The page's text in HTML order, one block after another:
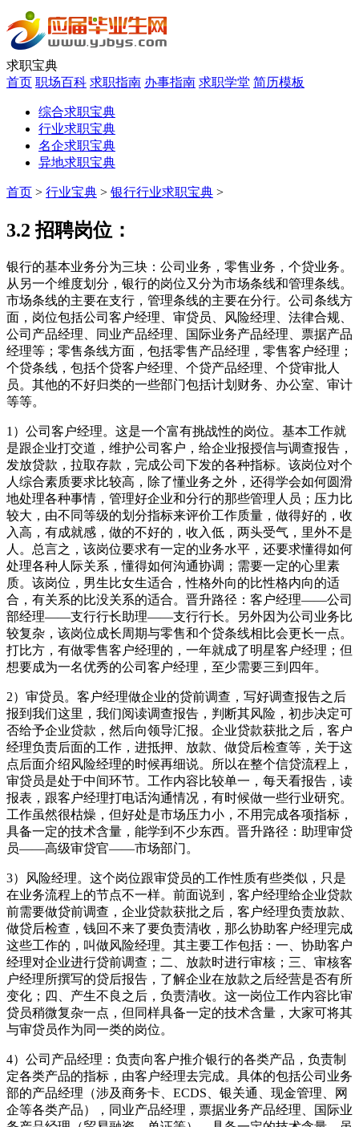
求职宝典
首页 职场百科 求职指南 办事指南 求职学堂 简历模板
综合求职宝典
行业求职宝典
名企求职宝典
异地求职宝典
首页 > 行业宝典 > 银行行业求职宝典 >
3.2 招聘岗位：
银行的基本业务分为三块：公司业务，零售业务，个贷业务。
从另一个维度划分，银行的岗位又分为市场条线和管理条线。
市场条线的主要在支行，管理条线的主要在分行。公司条线方
面，岗位包括公司客户经理、审贷员、风险经理、法律合规、
公司产品经理、同业产品经理、国际业务产品经理、票据产品
经理等；零售条线方面，包括零售产品经理，零售客户经理；
个贷条线，包括个贷客户经理、个贷产品经理、个贷审批人
员。其他的不好归类的一些部门包括计划财务、办公室、审计
等等。
1）公司客户经理。这是一个富有挑战性的岗位。基本工作就
是跟企业打交道，维护公司客户，给企业报授信与调查报告，
发放贷款，拉取存款，完成公司下发的各种指标。该岗位对个
人综合素质要求比较高，除了懂业务之外，还得学会如何圆滑
地处理各种事情，管理好企业和分行的那些管理人员；压力比
较大，由不同等级的划分指标来评价工作质量，做得好的，收
入高，有成就感，做的不好的，收入低，两头受气，里外不是
人。总言之，该岗位要求有一定的业务水平，还要求懂得如何
处理各种人际关系，懂得如何沟通协调；需要一定的心里素
质。该岗位，男生比女生适合，性格外向的比性格内向的适
合，有关系的比没关系的适合。晋升路径：客户经理——公司
部经理——支行行长助理——支行行长。另外因为公司业务比
较复杂，该岗位成长周期与零售和个贷条线相比会更长一点。
打比方，有做零售客户经理的，一年就成了明星客户经理；但
想要成为一名优秀的公司客户经理，至少需要三到四年。
2）审贷员。客户经理做企业的贷前调查，写好调查报告之后
报到我们这里，我们阅读调查报告，判断其风险，初步决定可
否给予企业贷款，然后向领导汇报。企业贷款获批之后，客户
经理负责后面的工作，进抵押、放款、做贷后检查等，关于这
点后面介绍风险经理的时候再细说。所以在整个信贷流程上，
审贷员是处于中间环节。工作内容比较单一，每天看报告，读
报表，跟客户经理打电话沟通情况，有时候做一些行业研究。
工作虽然很枯燥，但好处是市场压力小，不用完成各项指标，
具备一定的技术含量，能学到不少东西。晋升路径：助理审贷
员——高级审贷官——市场部门。
3）风险经理。这个岗位跟审贷员的工作性质有些类似，只是
在业务流程上的节点不一样。前面说到，客户经理给企业贷款
前需要做贷前调查，企业贷款获批之后，客户经理负责放款、
做贷后检查，钱回不来了要负责清收，那么协助客户经理完成
这些工作的，叫做风险经理。其主要工作包括：一、协助客户
经理对企业进行贷前调查；二、放款时进行审核；三、审核客
户经理所撰写的贷后报告，了解企业在放款之后经营是否有所
变化；四、产生不良之后，负责清收。这一岗位工作内容比审
贷员稍微复杂一点，但同样具备一定的技术含量，大家可将其
与审贷员作为同一类的岗位。
4）公司产品经理：负责向客户推介银行的各类产品，负责制
定各类产品的指标，由客户经理去完成。具体的包括公司业务
部的产品经理（涉及商务卡、ECDS、银关通、现金管理、网
企等各类产品），同业产品经理，票据业务产品经理、国际业